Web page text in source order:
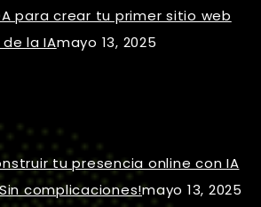
para crear tu primer sitio web
la IAmayo 13, 2025
tu presencia online con IA
complicaciones!mayo 13, 2025